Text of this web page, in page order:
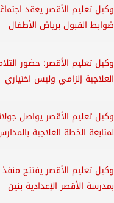
وكيل تعليم الأقصر يعقد
ضوابط القبول برياض الأطفال
وكيل تعليم الأقصر: حضور
العلاجية إلزامي وليس اختياري
وكيل تعليم الأقصر يواصل
لمتابعة الخطة العلاجية
وكيل تعليم الأقصر يفتتح منفذ
بمدرسة الأقصر الإعدادية بنين